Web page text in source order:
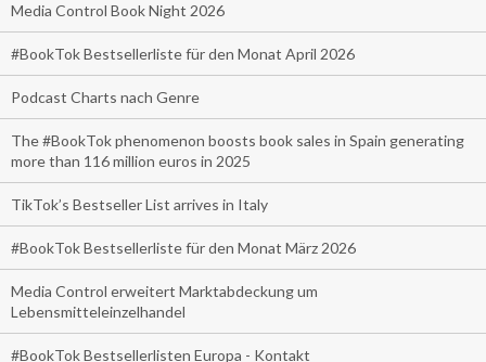
Media Control Book Night 2026
#BookTok Bestsellerliste für den Monat April 2026
Podcast Charts nach Genre
The #BookTok phenomenon boosts book sales in Spain generating
more than 116 million euros in 2025
TikTok’s Bestseller List arrives in Italy
#BookTok Bestsellerliste für den Monat März 2026
Media Control erweitert Marktabdeckung um
Lebensmitteleinzelhandel
#BookTok Bestsellerlisten Europa - Kontakt